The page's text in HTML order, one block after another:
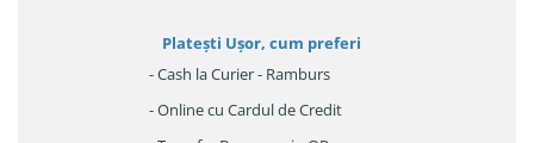
Platești Ușor, cum preferi
- Cash la Curier - Ramburs
- Online cu Cardul de Credit